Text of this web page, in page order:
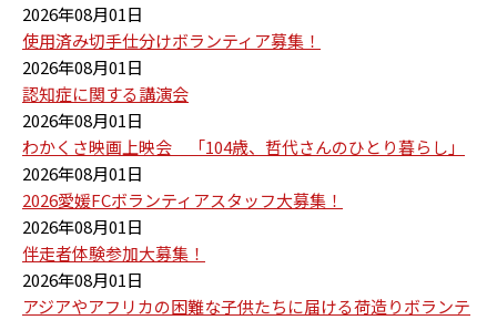
2026年08月01日
使用済み切手仕分けボランティア募集！
2026年08月01日
認知症に関する講演会
2026年08月01日
わかくさ映画上映会 「104歳、哲代さんのひとり暮らし」
2026年08月01日
2026愛媛FCボランティアスタッフ大募集！
2026年08月01日
伴走者体験参加大募集！
2026年08月01日
アジアやアフリカの困難な子供たちに届ける荷造りボランテ